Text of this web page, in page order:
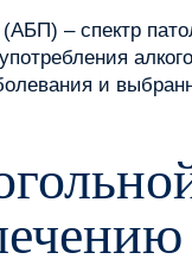
– спектр
и